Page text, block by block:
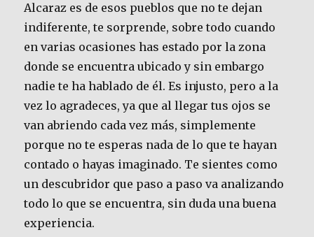
Alcaraz es de esos pueblos que no te dejan
indiferente, te sorprende, sobre todo cuando
en varias ocasiones has estado por la zona
donde se encuentra ubicado y sin embargo
nadie te ha hablado de él. Es injusto, pero a la
vez lo agradeces, ya que al llegar tus ojos se
van abriendo cada vez más, simplemente
porque no te esperas nada de lo que te hayan
contado o hayas imaginado. Te sientes como
un descubridor que paso a paso va analizando
todo lo que se encuentra, sin duda una buena
experiencia.